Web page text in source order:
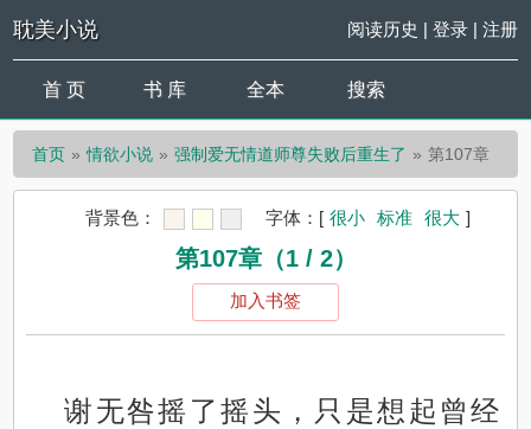
耽美小说 阅读历史 | 登录| 注册
首 页 书 库 全本 搜索
首页 情欲小说 强制爱无情道师尊失败后重生了 第107章
背景色： 字体： [ 很小 标准 很大 ]
第107章（1 / 2）
加入书签
谢无咎摇了摇头，只是想起曾经